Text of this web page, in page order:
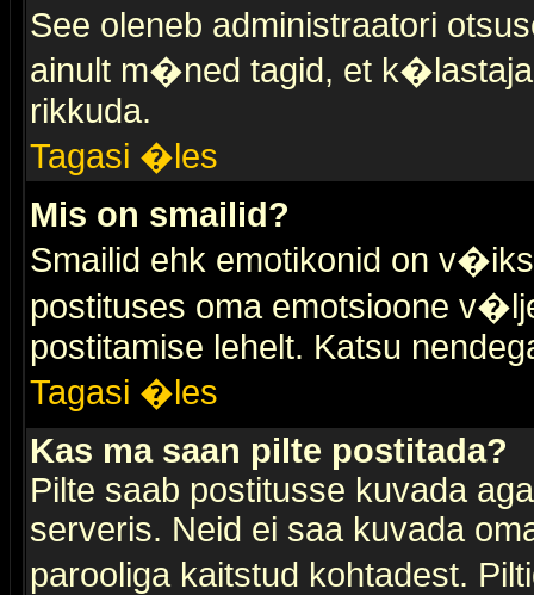
See oleneb administraatori
ainult m�ned tagid, et
rikkuda.
Tagasi �les
Mis on smailid?
Smailid ehk emotikonid on
postituses oma emotsioone
postitamise lehelt. Katsu
Tagasi �les
Kas ma saan pilte postitada?
Pilte saab postitusse kuvada
serveris. Neid ei saa kuvada
parooliga kaitstud kohtadest.